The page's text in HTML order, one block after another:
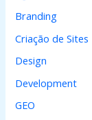
p
o
r
:
Branding
Criação de Sites
Design
Development
GEO